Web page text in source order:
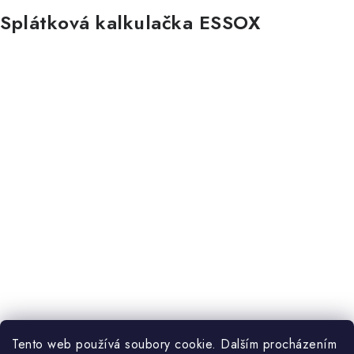
Tento web používá soubory cookie. Dalším procházením
Splátková kalkulačka ESSOX